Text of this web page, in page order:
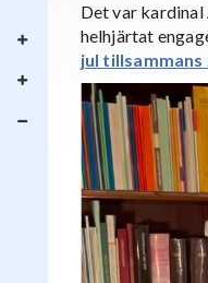
Det var
helhjärtat
jul